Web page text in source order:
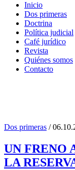
Inicio
Dos primeras
Doctrina
Política judicial
Café jurídico
Revista
Quiénes somos
Contacto
amparo
Dos primeras /
UN FRENO
LA